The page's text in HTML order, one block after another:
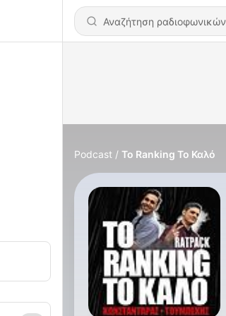
Podcast Το Ranking Το Καλό